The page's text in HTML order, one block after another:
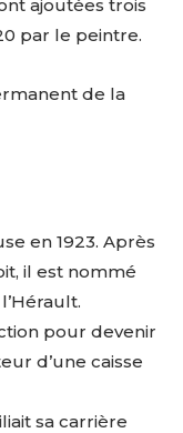
ajoutées trois
par le peintre.
de la
en 1923. Après
il est nommé
pour devenir
d’une caisse
sa carrière